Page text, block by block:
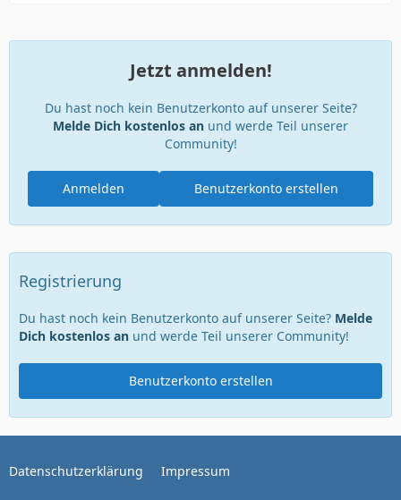
Jetzt anmelden!
Du hast noch kein Benutzerkonto auf unserer Seite?
Melde Dich kostenlos an und werde Teil unserer
Community!
Benutzerkonto erstellen
Anmelden
Registrierung
Du hast noch kein Benutzerkonto auf unserer Seite? Melde
Dich kostenlos an und werde Teil unserer Community!
Benutzerkonto erstellen
Datenschutzerklärung Impressum